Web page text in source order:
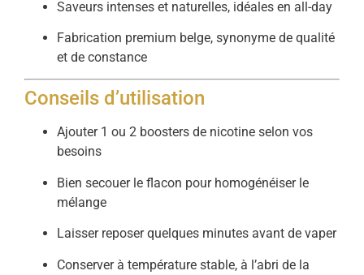
Saveurs intenses et naturelles, idéales en all-day
Fabrication premium belge, synonyme de qualité
et de constance
Conseils d’utilisation
Ajouter 1 ou 2 boosters de nicotine selon vos
besoins
Bien secouer le flacon pour homogénéiser le
mélange
Laisser reposer quelques minutes avant de vaper
Conserver à température stable, à l’abri de la